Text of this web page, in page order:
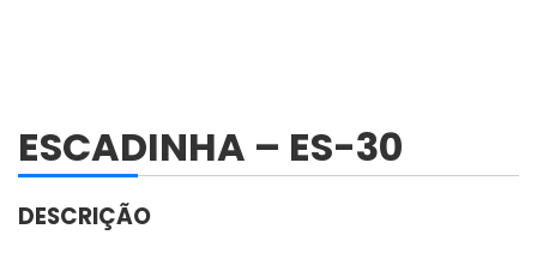
ESCADINHA – ES-30
DESCRIÇÃO